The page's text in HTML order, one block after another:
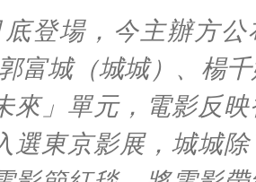
登場，今主辦方公
富城（城城）、楊
來」單元，電影反
選東京影展，城城